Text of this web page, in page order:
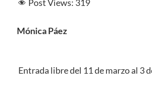
Post Views: 319
Mónica Páez
Entrada libre del 11 de marzo al 3